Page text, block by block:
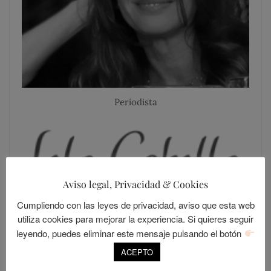
Periodista
SIGUE A LOLANDIA
Aviso legal, Privacidad & Cookies
Cumpliendo con las leyes de privacidad, aviso que esta web
utiliza cookies para mejorar la experiencia. Si quieres seguir
leyendo, puedes eliminar este mensaje pulsando el botón
ACEPTO